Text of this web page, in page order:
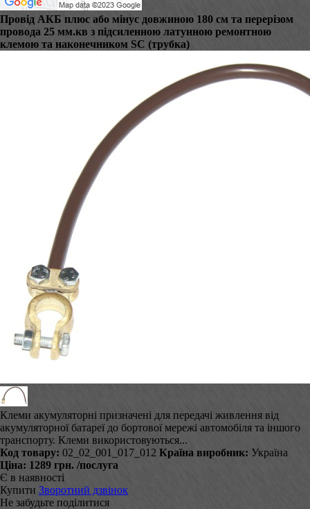
Провід АКБ плюс або мінус довжиною 180 см та перерізом
провода 25 мм.кв з підсиленною латунною ремонтною
клемою та наконечником SC (трубка)
Клеми акумуляторні призначені для передачі живлення від
акумуляторної батареї до бортової мережі автомобіля та іншого
транспорту. Клеми використовуються...
Код товару: 02_02_001_017_012 Країна виробник: Україна
Ціна: 1289 грн. /послуга
Є в наявності
Купити Зворотний дзвінок
Не забудьте поділитися